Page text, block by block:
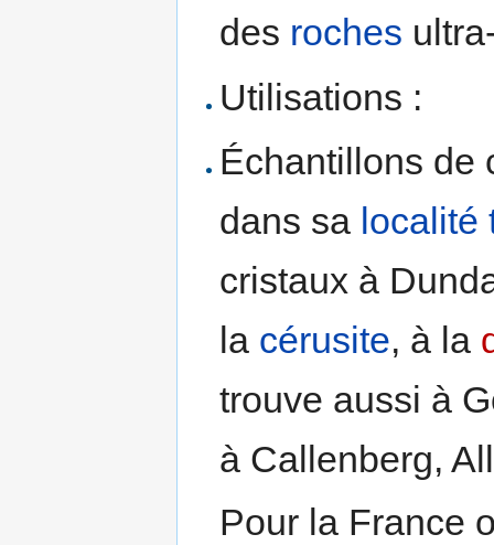
des roches
Utilisations :
Échantillons de
dans sa localité
cristaux à
la cérusite, à la
trouve aussi à
à Callenberg,
Pour la France